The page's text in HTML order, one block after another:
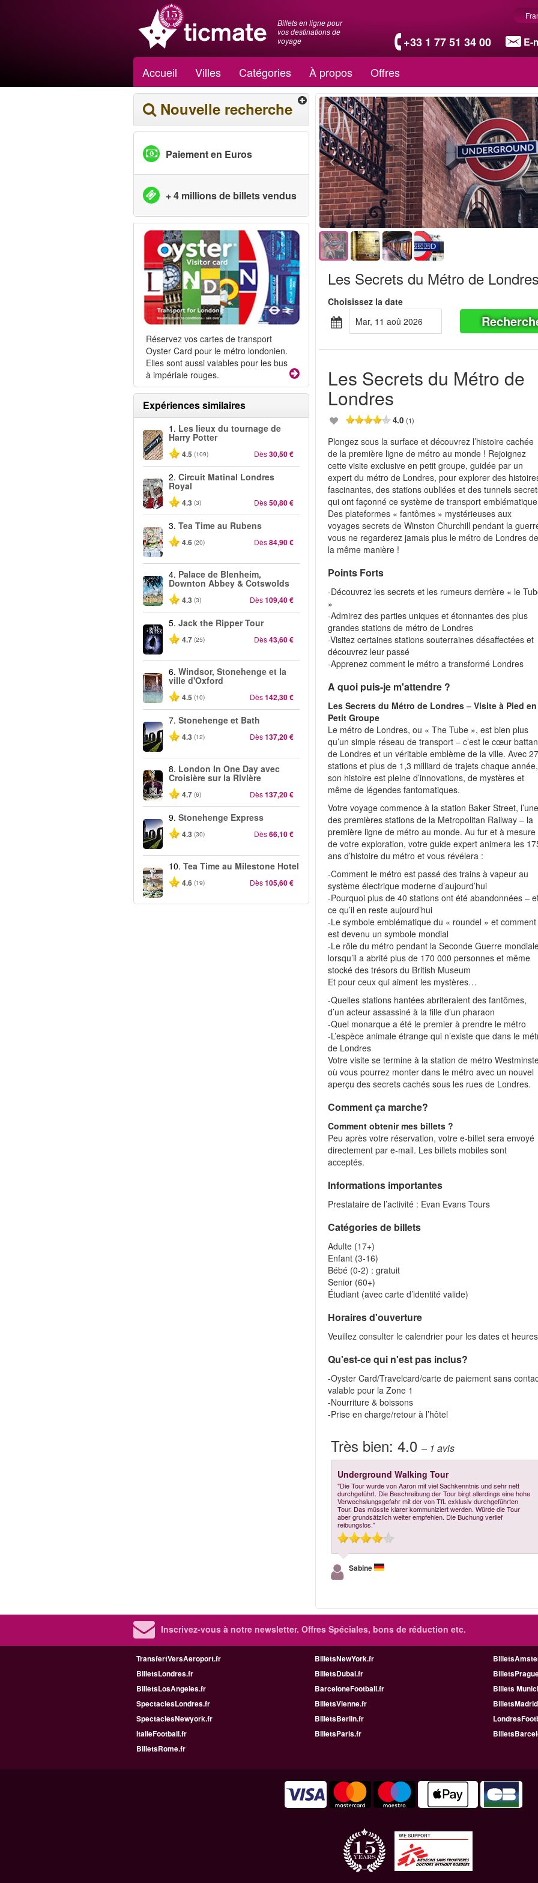
Billets en ligne pour
vos destinations de
voyage
+33 1 77 51 34 00 E-
Accueil Villes Catégories À propos Offres
Nouvelle recherche
Paiement en Euros
+ 4 millions de billets vendus
Réservez vos cartes de transport
Oyster Card pour le métro londonien.
Elles sont aussi valables pour les bus
à impériale rouges.
Expériences similaires
1. Les lieux du tournage de
Harry Potter
4.5 (109) Dès30,50 €
2. Circuit Matinal Londres
Royal
4.3 (3) Dès50,80 €
3. Tea Time au Rubens
4.6 (20) Dès84,90 €
4. Palace de Blenheim,
Downton Abbey & Cotswolds
4.3 (3) Dès109,40 €
5. Jack the Ripper Tour
4.7 (25) Dès43,60 €
6. Windsor, Stonehenge et la
ville d'Oxford
4.5 (10) Dès142,30 €
7. Stonehenge et Bath
4.3 (12) Dès137,20 €
8. London In One Day avec
Croisière sur la Rivière
4.7 (6) Dès137,20 €
9. Stonehenge Express
4.3 (30) Dès66,10 €
10. Tea Time au Milestone Hotel
4.6 (19) Dès105,60 €
Les Secrets du Métro de
Choisissez la date
mar, 11 aoû 2026
Les Secrets du Métro de
Londres
4.0(1)
Plongez sous la surface et découvrez l’histoire cachée
de la première ligne de métro au monde ! Rejoignez
cette visite exclusive en petit groupe, guidée par un
expert du métro de Londres, pour explorer des
fascinantes, des stations oubliées et des tunnels
qui ont façonné ce système de transport
Des plateformes « fantômes » mystérieuses aux
voyages secrets de Winston Churchill pendant la
vous ne regarderez jamais plus le métro de Londres
la même manière !
Points Forts
-Découvrez les secrets et les rumeurs derrière « le
»
-Admirez des parties uniques et étonnantes des plus
grandes stations de métro de Londres
-Visitez certaines stations souterraines désaffectées et
découvrez leur passé
-Apprenez comment le métro a transformé Londres
A quoi puis-je m'attendre ?
Les Secrets du Métro de Londres – Visite à Pied en
Petit Groupe
Le métro de Londres, ou « The Tube », est bien plus
qu’un simple réseau de transport – c’est le cœur
de Londres et un véritable emblème de la ville. Avec
stations et plus de 1,3 milliard de trajets chaque année,
son histoire est pleine d’innovations, de mystères et
même de légendes fantomatiques.
Votre voyage commence à la station Baker Street,
des premières stations de la Metropolitan Railway – la
première ligne de métro au monde. Au fur et à mesure
de votre exploration, votre guide expert animera les
ans d’histoire du métro et vous révélera :
-Comment le métro est passé des trains à vapeur au
système électrique moderne d’aujourd’hui
-Pourquoi plus de 40 stations ont été abandonnées –
ce qu’il en reste aujourd’hui
-Le symbole emblématique du « roundel » et
est devenu un symbole mondial
-Le rôle du métro pendant la Seconde Guerre
lorsqu’il a abrité plus de 170 000 personnes et même
stocké des trésors du British Museum
Et pour ceux qui aiment les mystères…
-Quelles stations hantées abriteraient des fantômes,
d’un acteur assassiné à la fille d’un pharaon
-Quel monarque a été le premier à prendre le métro
-L’espèce animale étrange qui n’existe que dans le
de Londres
Votre visite se termine à la station de métro
où vous pourrez monter dans le métro avec un nouvel
aperçu des secrets cachés sous les rues de Londres.
Comment ça marche?
Comment obtenir mes billets ?
Peu après votre réservation, votre e-billet sera envoyé
directement par e-mail. Les billets mobiles sont
acceptés.
Informations importantes
Prestataire de l’activité : Evan Evans Tours
Catégories de billets
Adulte (17+)
Enfant (3-16)
Bébé (0-2) : gratuit
Senior (60+)
Étudiant (avec carte d’identité valide)
Horaires d'ouverture
Veuillez consulter le calendrier pour les dates et heures
Qu'est-ce qui n'est pas inclus?
-Oyster Card/Travelcard/carte de paiement sans
valable pour la Zone 1
-Nourriture & boissons
-Prise en charge/retour à l’hôtel
Très bien:4.0– 1avis
Underground Walking Tour
"Die Tour wurde von Aaron mit viel Sachkenntnis und sehr nett
durchgeführt. Die Beschreibung der Tour birgt allerdings eine hohe
Verwechslungsgefahr mit der von TfL exklusiv durchgeführten
Tour. Das müsste klarer kommuniziert werden. Würde die Tour
aber grundsätzlich weiter empfehlen. Die Buchung verlief
reibungslos."
Sabine
Inscrivez-vous à notre newsletter. Offres Spéciales, bons de réduction etc.
TransfertVersAeroport.fr BilletsNewYork.fr
BilletsLondres.fr
BilletsDubai.fr
BilletsLosAngeles.fr
BarceloneFootball.fr
Billets
SpectaclesLondres.fr
BilletsVienne.fr
SpectaclesNewyork.fr
BilletsBerlin.fr
ItalieFootball.fr
BilletsParis.fr
BilletsRome.fr
WE SUPPORT